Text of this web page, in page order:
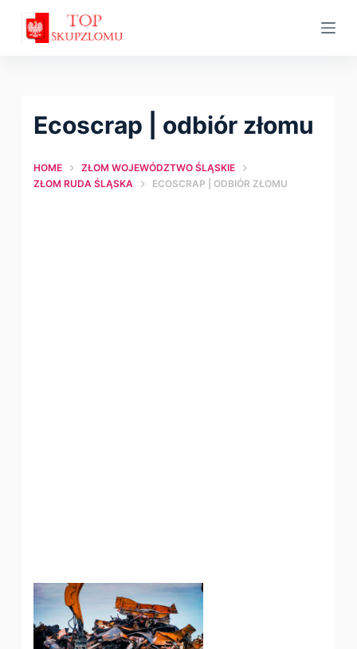
Ecoscrap | оdbiór złomu
HOME
ZŁOM WOJEWÓDZTWO ŚLĄSKIE
ZŁOM RUDA ŚLĄSKA
ECOSCRAP | ОDBIÓR ZŁOMU